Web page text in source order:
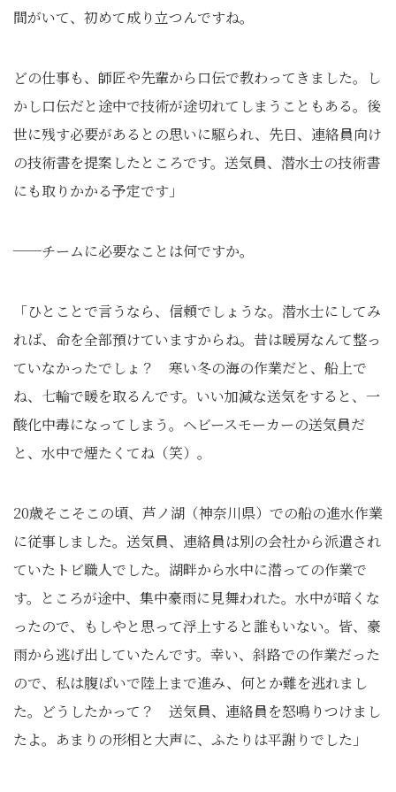
間がいて、初めて成り立つんですね。
どの仕事も、師匠や先輩から口伝で教わってきました。し
かし口伝だと途中で技術が途切れてしまうこともある。後
世に残す必要があるとの思いに駆られ、先日、連絡員向け
の技術書を提案したところです。送気員、潜水士の技術書
にも取りかかる予定です」
──チームに必要なことは何ですか。
「ひとことで言うなら、信頼でしょうな。潜水士にしてみ
れば、命を全部預けていますからね。昔は暖房なんて整っ
ていなかったでしょ？ 寒い冬の海の作業だと、船上で
ね、七輪で暖を取るんです。いい加減な送気をすると、一
酸化中毒になってしまう。ヘビースモーカーの送気員だ
と、水中で煙たくてね（笑）。
20歳そこそこの頃、芦ノ湖（神奈川県）での船の進水作業
に従事しました。送気員、連絡員は別の会社から派遣され
ていたトビ職人でした。湖畔から水中に潜っての作業で
す。ところが途中、集中豪雨に見舞われた。水中が暗くな
ったので、もしやと思って浮上すると誰もいない。皆、豪
雨から逃げ出していたんです。幸い、斜路での作業だった
ので、私は腹ばいで陸上まで進み、何とか難を逃れまし
た。どうしたかって？ 送気員、連絡員を怒鳴りつけまし
たよ。あまりの形相と大声に、ふたりは平謝りでした」